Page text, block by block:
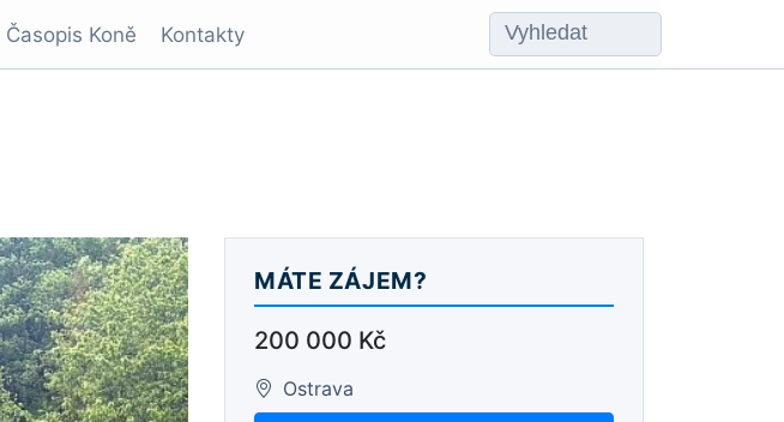
Časopis Koně Kontakty
MÁTE ZÁJEM?
200 000 Kč
Ostrava